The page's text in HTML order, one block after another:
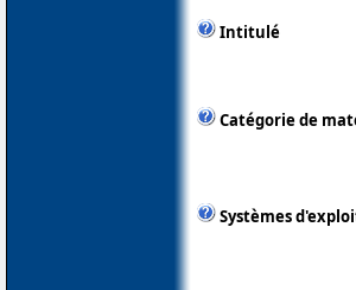
Intitulé
Catégorie de
Systèmes